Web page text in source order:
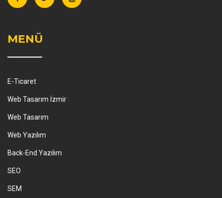
MENÜ
E-Ticaret
Web Tasarım İzmir
Web Tasarım
Web Yazılım
Back-End Yazılım
SEO
SEM